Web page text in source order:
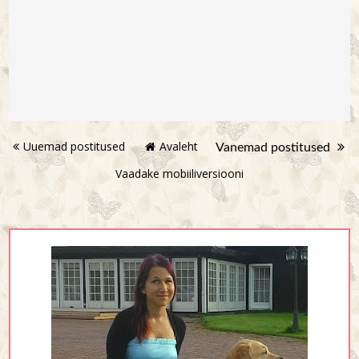
Uuemad postitused Vanemad postitused
Avaleht
Vaadake mobiiliversiooni